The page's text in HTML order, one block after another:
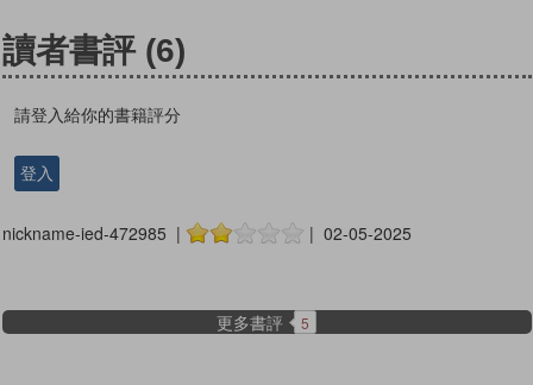
讀者書評 (6)
請登入給你的書籍評分
登入
nickname-ied-472985 | | 02-05-2025
更多書評 5